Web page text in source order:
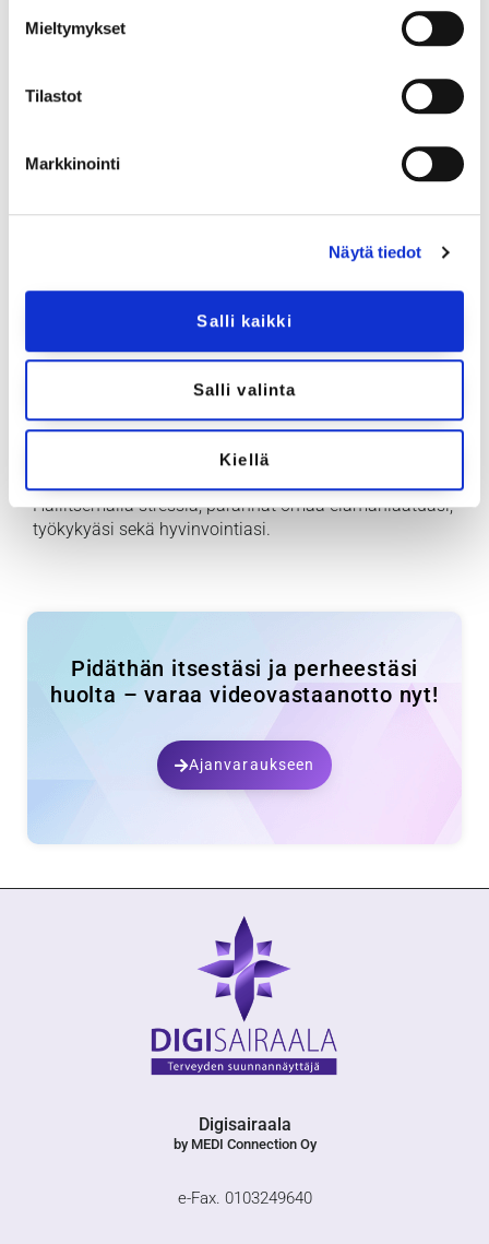
Mieltymykset
Tilastot
Markkinointi
Näytä tiedot
Salli kaikki
Salli valinta
Kiellä
Mitä on stressinhallinta?
harjoittelua ja itsetuntemusta. Käyttämällä
vertauskuvia voimme ymmärtää stressiä paremmin ja
stressinhallintakeinoja voimme parantaa
hallitseminen on avain tasapainoiseen ja onnelliseen
elämään.
suuntautuneita ammattilaisia, sekä tulossa laaja
stressinhallinnan verkkovalmennus, josta saat
Hallitsemalla stressiä, parannat omaa elämänlaatuasi,
työkykyäsi sekä hyvinvointiasi.
Pidäthän itsestäsi ja perheestäsi
huolta – varaa videovastaanotto nyt!
Ajanvaraukseen
Digisairaala
by MEDI Connection Oy
e-Fax. 0103249640